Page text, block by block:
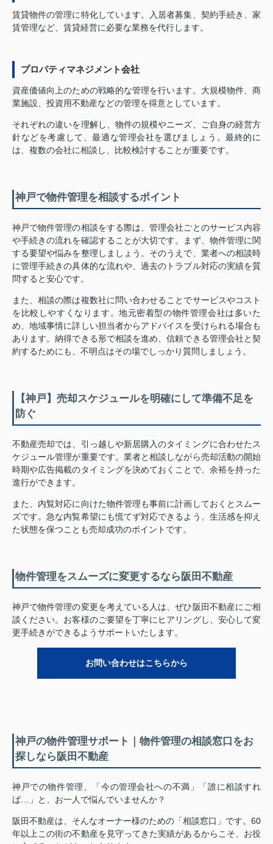
賃貸物件の管理に特化しています。入居者募集、契約手続き、家
賃管理など、賃貸経営に必要な業務を代行します。
プロパティマネジメント会社
資産価値向上のための戦略的な管理を行います。大規模物件、商
業施設、投資用不動産などの管理を得意としています。
それぞれの違いを理解し、物件の規模やニーズ、ご自身の経営方
針などを考慮して、最適な管理会社を選びましょう。最終的に
は、複数の会社に相談し、比較検討することが重要です。
神戸で物件管理を相談するポイント
神戸で物件管理の相談をする際は、管理会社ごとのサービス内容
や手続きの流れを確認することが大切です。まず、物件管理に関
する要望や悩みを整理しましょう。そのうえで、業者への相談時
に管理手続きの具体的な流れや、過去のトラブル対応の実績を質
問すると安心です。
また、相談の際は複数社に問い合わせることでサービスやコスト
を比較しやすくなります。地元密着型の物件管理会社は多いた
め、地域事情に詳しい担当者からアドバイスを受けられる場合も
あります。納得できる形で相談を進め、信頼できる管理会社と契
約するためにも、不明点はその場でしっかり質問しましょう。
【神戸】売却スケジュールを明確にして準備不足を
防ぐ
不動産売却では、引っ越しや新居購入のタイミングに合わせたス
ケジュール管理が重要です。業者と相談しながら売却活動の開始
時期や広告掲載のタイミングを決めておくことで、余裕を持った
進行ができます。
また、内覧対応に向けた物件管理も事前に計画しておくとスムー
ズです。急な内覧希望にも慌てず対応できるよう、生活感を抑え
た状態を保つことも売却成功のポイントです。
物件管理をスムーズに変更するなら阪田不動産
神戸で物件管理の変更を考えている人は、ぜひ阪田不動産にご相
談ください。お客様のご要望を丁寧にヒアリングし、安心して変
更手続きができるようサポートいたします。
お問い合わせはこちらから
神戸の物件管理サポート｜物件管理の相談窓口をお
探しなら阪田不動産
神戸での物件管理、「今の管理会社への不満」「誰に相談すれ
ば…」と、お一人で悩んでいませんか？
阪田不動産は、そんなオーナー様のための「相談窓口」です。60
年以上この街の不動産を見守ってきた実績があるからこそ、お役